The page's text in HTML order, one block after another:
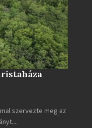
szervezte meg az